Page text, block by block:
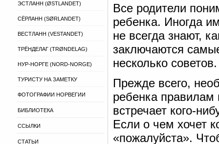
ЭСТЛАНН (ØSTLANDET)
СЁРЛАНН (SØRLANDET)
ВЕСТЛАНН (VESTANDET)
ТРЁНДЕЛАГ (TRØNDELAG)
НУР-НОРГЕ (NORD-NORGE)
ТУРИСТУ НА ЗАМЕТКУ
ФОТОГРАФИИ НОРВЕГИИ
БИБЛИОТЕКА
ССЫЛКИ
СТАТЬИ
Все родители
ребенка. Иногда
не всегда знают,
заключаются
несколько советов.
Прежде всего,
ребенка правилам
встречает кого-
Если о чем хочет
«пожалуйста».